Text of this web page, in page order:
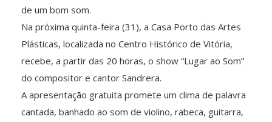
de um bom som.
Na próxima quinta-feira (31), a Casa Porto das Artes
Plásticas, localizada no Centro Histórico de Vitória,
recebe, a partir das 20 horas, o show “Lugar ao Som”
do compositor e cantor Sandrera.
A apresentação gratuita promete um clima de palavra
cantada, banhado ao som de violino, rabeca, guitarra,